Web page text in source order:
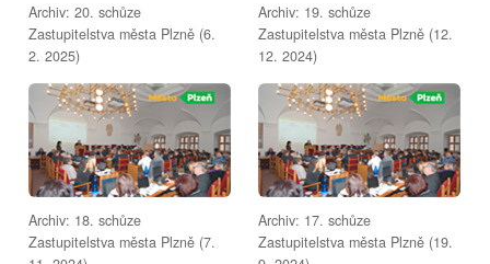
Archiv: 20. schůze
Zastupitelstva města Plzně (6.
2. 2025)
Archiv: 19. schůze
Zastupitelstva města Plzně (12.
12. 2024)
Archiv: 18. schůze
Zastupitelstva města Plzně (7.
Archiv: 17. schůze
Zastupitelstva města Plzně (19.